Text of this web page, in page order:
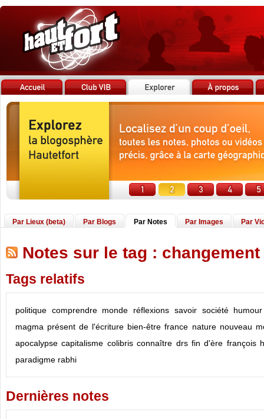
Par Lieux (beta) Par Blogs Par Notes Par Images Par
Notes sur le tag : changement
Tags relatifs
politique comprendre monde réflexions savoir société humour
magma présent de l'écriture bien-être france nature nouveau
apocalypse capitalisme colibris connaître drs fin d'ère françois
paradigme rabhi
Dernières notes